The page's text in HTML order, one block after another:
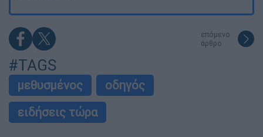
επόμενο
άρθρο
#TAGS
μεθυσμένος
οδηγός
ειδήσεις τώρα